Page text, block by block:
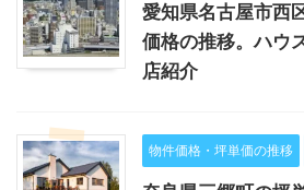
愛知県名古屋市西
価格の推移。ハウ
店紹介
物件価格・坪単価の推移